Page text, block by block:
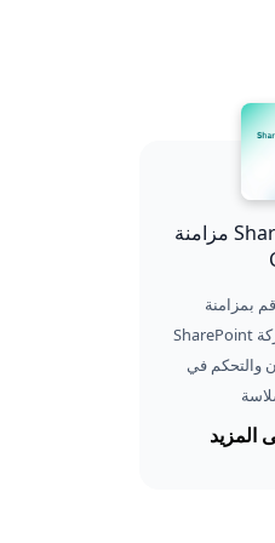
مزامنة SharePoint لـ Zoho
قم بمزامنة Zoho CRM مع
SharePoint لإدارة البيانات ومشاركة
والتحكم في
المزيد